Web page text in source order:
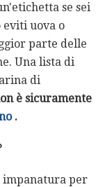
se sei
eviti uova o
parte delle
Una lista di
di
è sicuramente
.
impanatura per